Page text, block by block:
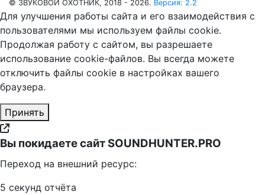
© ЗВУКОВОЙ ОХОТНИК, 2018 - 2026. Версия: 2.2
Для улучшения работы сайта и его взаимодействия с
пользователями мы используем файлы cookie.
Продолжая работу с сайтом, вы разрешаете
использование cookie-файлов. Вы всегда можете
отключить файлы cookie в настройках вашего
браузера.
Принять
Вы покидаете сайт SOUNDHUNTER.PRO
Переход на внешний ресурс:
5 секунд отчёта